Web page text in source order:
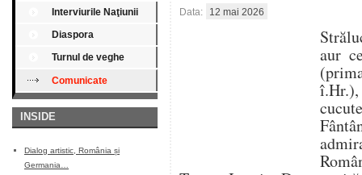
Interviurile Naţiunii
Diaspora
Turnul de veghe
Comunicate
INSIDE
Dialog artistic, România și
Germania…
Data: 12 mai 2026
aur